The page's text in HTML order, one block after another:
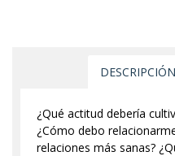
DESCRIPCIÓN
¿Qué actitud debería
¿Cómo debo
relaciones más sanas?